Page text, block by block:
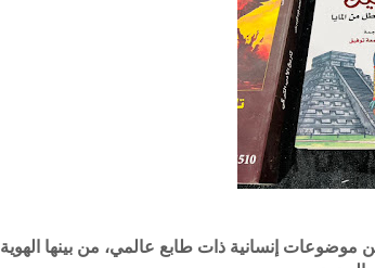
موضوعات إنسانية ذات طابع عالمي، من بينها الهوية